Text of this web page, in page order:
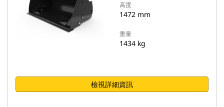
高度
1472 mm
重量
1434 kg
檢視詳細資訊